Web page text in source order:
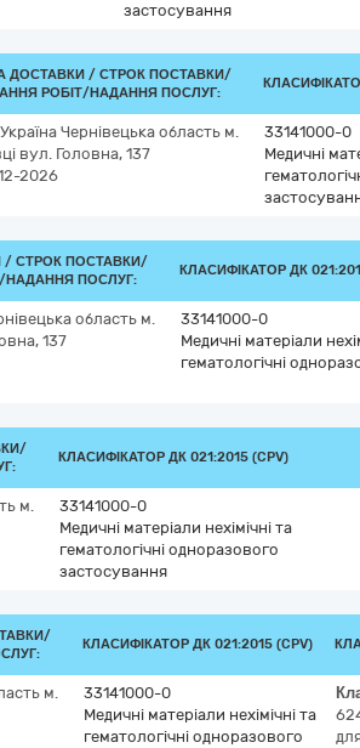
застосування
ДОСТАВКИ / СТРОК ПОСТАВКИ/
РОБІТ/НАДАННЯ ПОСЛУГ:
Україна Чернівецька область м.
вул. Головна, 137
2026
33141000-0
Медичні
/ СТРОК ПОСТАВКИ/
НАДАННЯ ПОСЛУГ:
КЛАСИФІКАТОР ДК
область м.
137
33141000-0
Медичні матеріали
гематологічні
КЛАСИФІКАТОР ДК 021:2015 (CPV)
м.
33141000-0
Медичні матеріали нехімічні та
гематологічні одноразового
застосування
КЛАСИФІКАТОР ДК 021:2015 (CPV)
м.
33141000-0
Медичні матеріали нехімічні та
гематологічні одноразового